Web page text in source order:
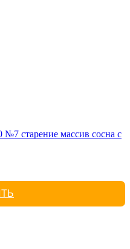
старение массив сосна с